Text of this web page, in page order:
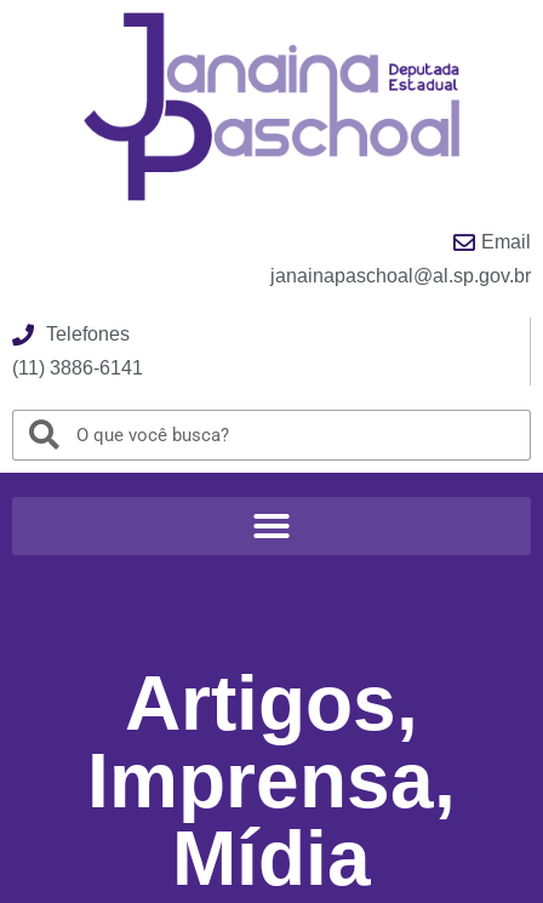
Email
janainapaschoal@al.sp.gov.br
Telefones
(11) 3886-6141
Artigos,
Imprensa,
Mídia